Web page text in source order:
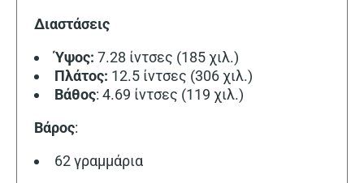
Διαστάσεις
Ύψος: 7.28 ίντσες (185 χιλ.)
Πλάτος: 12.5 ίντσες (306 χιλ.)
Βάθος: 4.69 ίντσες (119 χιλ.)
Βάρος:
62 γραμμάρια